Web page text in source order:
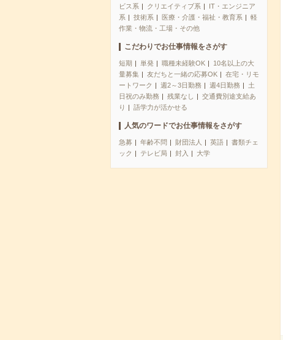
ビス系
クリエイティブ系
IT・エンジニア
系
技術系 医療・介護・福祉・教育系
軽
作業・物流・工場・その他
こだわりでお仕事情報をさがす
短期 単発 職種未経験OK
10名以上の大
量募集
友だちと一緒の応募OK
在宅・リモ
ートワーク
週2～3日勤務 週4日勤務
土
日祝のみ勤務
残業なし
交通費別途支給あ
り
語学力が活かせる
人気のワードでお仕事情報をさがす
急募 年齢不問 財団法人 英語
書類チェ
ック
テレビ局 封入 大学